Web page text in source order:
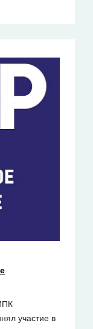
участие в